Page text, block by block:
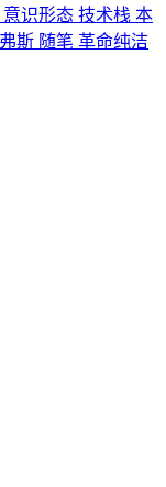
意识形态 技术栈 本
斯 随笔 革命纯洁